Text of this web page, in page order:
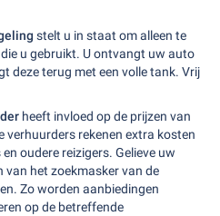
stelt u in staat om alleen te
u gebruikt. U ontvangt uw auto
deze terug met een volle tank. Vrij
heeft invloed op de prijzen van
verhuurders rekenen extra kosten
oudere reizigers. Gelieve uw
van het zoekmasker van de
Zo worden aanbiedingen
op de betreffende